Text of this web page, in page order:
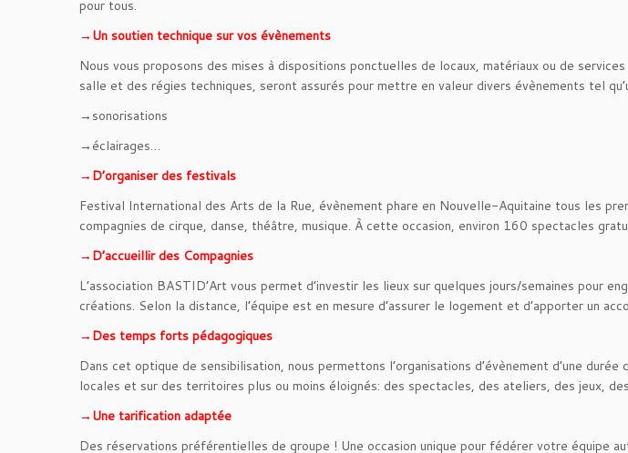
pour tous.
→Un soutien technique sur vos évènements
Nous vous proposons des mises à dispositions ponctuelles de locaux, matériaux ou de
salle et des régies techniques, seront assurés pour mettre en valeur divers évènements tel
→sonorisations
→éclairages…
→D’organiser des festivals
Festival International des Arts de la Rue, évènement phare en Nouvelle-Aquitaine tous les
compagnies de cirque, danse, théâtre, musique. À cette occasion, environ 160 spectacles
→D’accueillir des Compagnies
L’association BASTID’Art vous permet d’investir les lieux sur quelques jours/semaines pour
créations. Selon la distance, l’équipe est en mesure d’assurer le logement et d’apporter un
→Des temps forts pédagogiques
Dans cet optique de sensibilisation, nous permettons l’organisations d’évènement d’une
locales et sur des territoires plus ou moins éloignés: des spectacles, des ateliers, des jeux,
→Une tarification adaptée
Des réservations préférentielles de groupe ! Une occasion unique pour fédérer votre équipe